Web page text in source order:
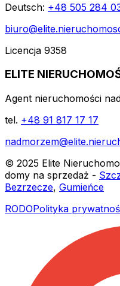
Deutsch: +48 505 284
Licencja 9358
ELITE
Agent nieruchomości
tel. +48 91 817 17 17
© 2025 Elite
domy na sprzedaż -
Bezrzecze, Gumieńce
RODOPolityka